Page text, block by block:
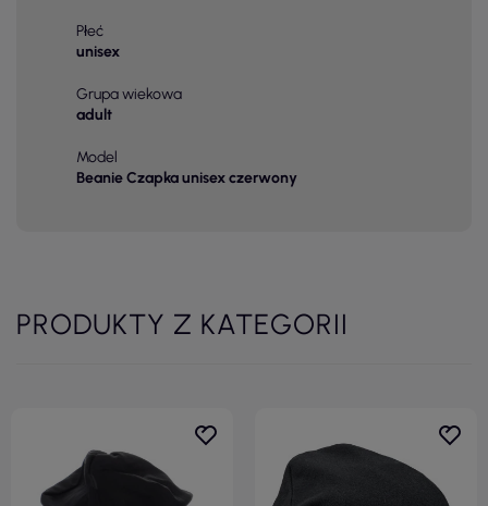
Płeć
unisex
Grupa wiekowa
adult
Model
Beanie Czapka unisex czerwony
PRODUKTY Z KATEGORII